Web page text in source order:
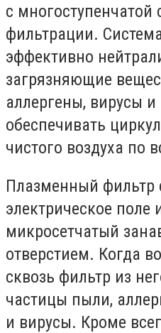
с многоступенчатой
фильтрации.
эффективно
загрязняющие
аллергены, вирусы и
обеспечивать
чистого воздуха по
Плазменный фильтр
электрическое поле
микросетчатый
отверстием. Когда
сквозь фильтр из
частицы пыли,
и вирусы. Кроме